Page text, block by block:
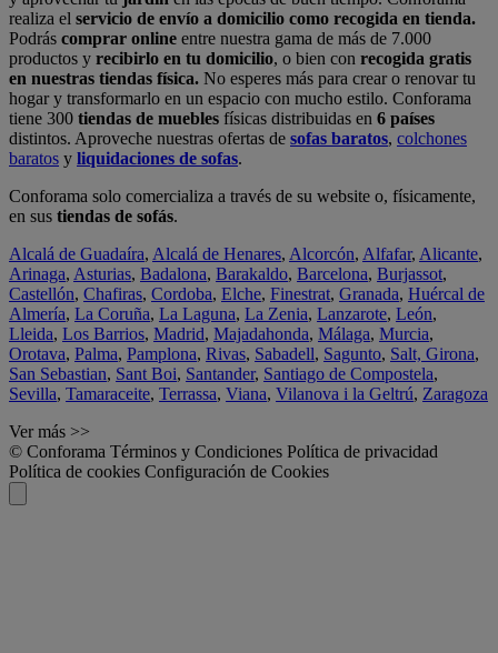
realiza el servicio de envío a domicilio como recogida en tienda.
Podrás comprar online entre nuestra gama de más de 7.000
productos y recibirlo en tu domicilio, o bien con recogida gratis
en nuestras tiendas física. No esperes más para crear o renovar tu
hogar y transformarlo en un espacio con mucho estilo. Conforama
tiene 300 tiendas de muebles físicas distribuidas en 6 países
distintos. Aproveche nuestras ofertas de sofas baratos, colchones
baratos y liquidaciones de sofas.
Conforama solo comercializa a través de su website o, físicamente,
en sus tiendas de sofás.
Alcalá de Guadaíra, Alcalá de Henares, Alcorcón, Alfafar, Alicante,
Arinaga, Asturias, Badalona, Barakaldo, Barcelona, Burjassot,
Castellón, Chafiras, Cordoba, Elche, Finestrat, Granada, Huércal de
Almería, La Coruña, La Laguna, La Zenia, Lanzarote, León,
Lleida, Los Barrios, Madrid, Majadahonda, Málaga, Murcia,
Orotava, Palma, Pamplona, Rivas, Sabadell, Sagunto, Salt, Girona,
San Sebastian, Sant Boi, Santander, Santiago de Compostela,
Sevilla, Tamaraceite, Terrassa, Viana, Vilanova i la Geltrú, Zaragoza
Ver más >>
© Conforama Términos y Condiciones Política de privacidad
Política de cookies Configuración de Cookies